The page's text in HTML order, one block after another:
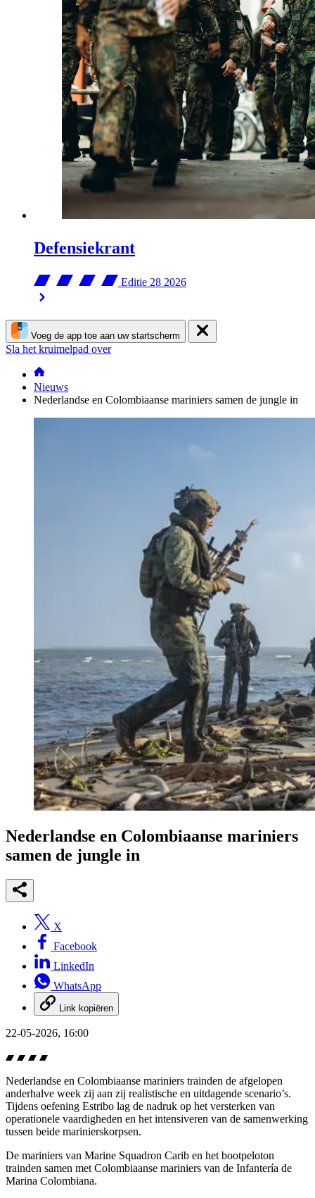
Defensiekrant
Editie 28 2026
Voeg de app toe aan uw startscherm
Sla het kruimelpad over
Nieuws
Nederlandse en Colombiaanse mariniers samen de jungle in
Nederlandse en Colombiaanse mariniers
samen de jungle in
X
Facebook
LinkedIn
WhatsApp
Link kopiëren
22-05-2026, 16:00
Nederlandse en Colombiaanse mariniers trainden de afgelopen
anderhalve week zij aan zij realistische en uitdagende scenario’s.
Tijdens oefening Estribo lag de nadruk op het versterken van
operationele vaardigheden en het intensiveren van de samenwerking
tussen beide marinierskorpsen.
De mariniers van Marine Squadron Carib en het bootpeloton
trainden samen met Colombiaanse mariniers van de Infantería de
Marina Colombiana.